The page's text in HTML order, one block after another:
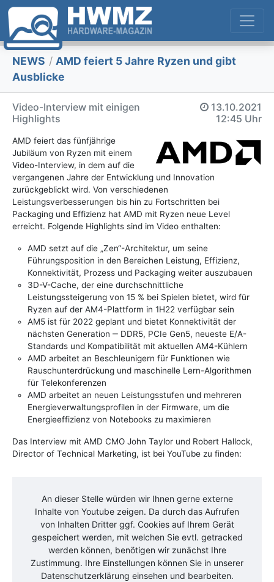
NEWS / AMD feiert 5 Jahre Ryzen und gibt
Ausblicke
Video-Interview mit einigen
Highlights
13.10.2021
12:45 Uhr
AMD feiert das fünfjährige
Jubiläum von Ryzen mit einem
Video-Interview, in dem auf die
vergangenen Jahre der Entwicklung und Innovation
zurückgeblickt wird. Von verschiedenen
Leistungsverbesserungen bis hin zu Fortschritten bei
Packaging und Effizienz hat AMD mit Ryzen neue Level
erreicht. Folgende Highlights sind im Video enthalten:
AMD setzt auf die „Zen“-Architektur, um seine
Führungsposition in den Bereichen Leistung, Effizienz,
Konnektivität, Prozess und Packaging weiter auszubauen
3D-V-Cache, der eine durchschnittliche
Leistungssteigerung von 15 % bei Spielen bietet, wird für
Ryzen auf der AM4-Plattform in 1H22 verfügbar sein
AM5 ist für 2022 geplant und bietet Konnektivität der
nächsten Generation ‒ DDR5, PCIe Gen5, neueste E/A-
Standards und Kompatibilität mit aktuellen AM4-Kühlern
AMD arbeitet an Beschleunigern für Funktionen wie
Rauschunterdrückung und maschinelle Lern-Algorithmen
für Telekonferenzen
AMD arbeitet an neuen Leistungsstufen und mehreren
Energieverwaltungsprofilen in der Firmware, um die
Energieeffizienz von Notebooks zu maximieren
Das Interview mit AMD CMO John Taylor und Robert Hallock,
Director of Technical Marketing, ist bei YouTube zu finden:
An dieser Stelle würden wir Ihnen gerne externe
Inhalte von Youtube zeigen. Da durch das Aufrufen
von Inhalten Dritter ggf. Cookies auf Ihrem Gerät
gespeichert werden, mit welchen Sie evtl. getracked
werden können, benötigen wir zunächst Ihre
Zustimmung. Ihre Einstellungen können Sie in unserer
Datenschutzerklärung einsehen und bearbeiten.